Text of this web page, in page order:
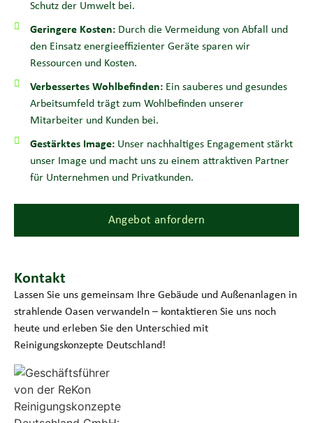
Schutz der Umwelt bei.
Geringere Kosten:Durch die Vermeidung von Abfall und
den Einsatz energieeffizienter Geräte sparen wir
Ressourcen und Kosten.
Verbessertes Wohlbefinden: Ein sauberes und gesundes
Arbeitsumfeld trägt zum Wohlbefinden unserer
Mitarbeiter und Kunden bei.
Gestärktes Image: Unser nachhaltiges Engagement stärkt
unser Image und macht uns zu einem attraktiven Partner
für Unternehmen und Privatkunden.
Angebot anfordern
Kontakt
Lassen Sie uns gemeinsam Ihre Gebäude und Außenanlagen in
strahlende Oasen verwandeln – kontaktieren Sie uns noch
heute und erleben Sie den Unterschied mit
Reinigungskonzepte Deutschland!